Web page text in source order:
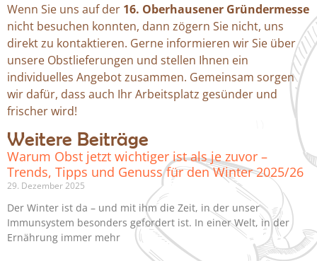
Wenn Sie uns auf der 16. Oberhausener Gründermesse
nicht besuchen konnten, dann zögern Sie nicht, uns
direkt zu kontaktieren. Gerne informieren wir Sie über
unsere Obstlieferungen und stellen Ihnen ein
individuelles Angebot zusammen. Gemeinsam sorgen
wir dafür, dass auch Ihr Arbeitsplatz gesünder und
frischer wird!
Weitere Beiträge
Warum Obst jetzt wichtiger ist als je zuvor –
Trends, Tipps und Genuss für den Winter 2025/26
29. Dezember 2025
Der Winter ist da – und mit ihm die Zeit, in der unser
Immunsystem besonders gefordert ist. In einer Welt, in der
Ernährung immer mehr